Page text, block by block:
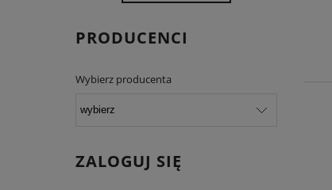
PRODUCENCI
Wybierz producenta
ZALOGUJ SIĘ